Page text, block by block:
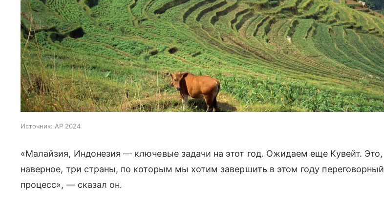
Источник: AP 2024
«Малайзия, Индонезия — ключевые задачи на этот год. Ожидаем еще Кувейт. Это,
наверное, три страны, по которым мы хотим завершить в этом году переговорный
процесс», — сказал он.